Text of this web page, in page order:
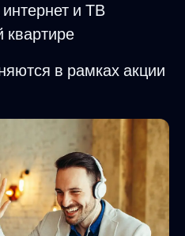
и ТВ
квартире
в рамках акции